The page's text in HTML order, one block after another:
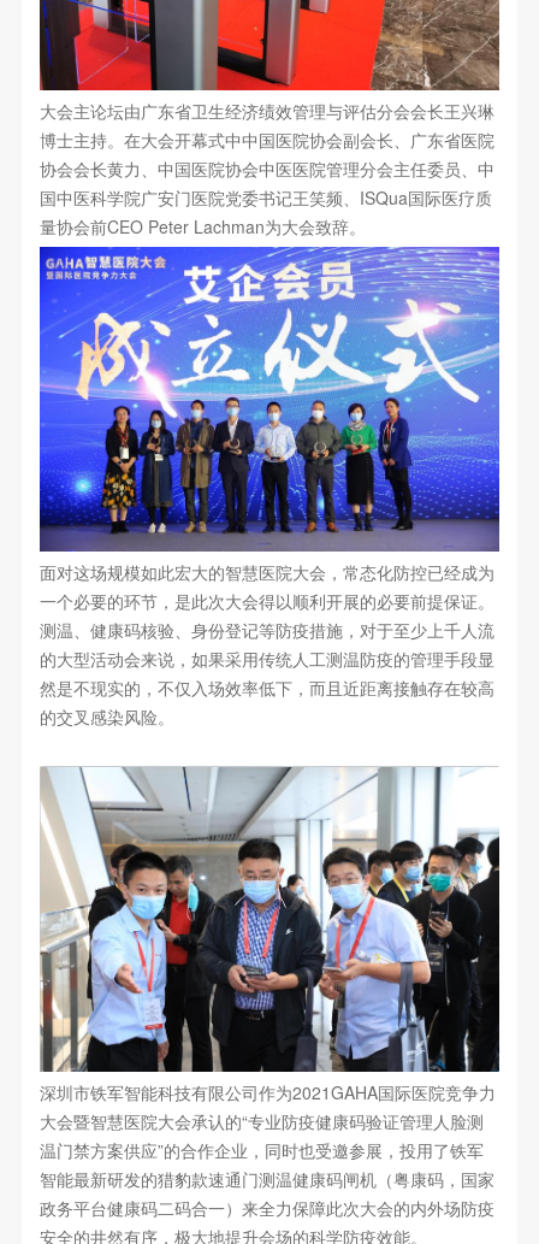
大会主论坛由广东省卫生经济绩效管理与评估分会会长王兴琳
博士主持。在大会开幕式中中国医院协会副会长、广东省医院
协会会长黄力、中国医院协会中医医院管理分会主任委员、中
国中医科学院广安门医院党委书记王笑频、ISQua国际医疗质
量协会前CEO Peter Lachman为大会致辞。
面对这场规模如此宏大的智慧医院大会，常态化防控已经成为
一个必要的环节，是此次大会得以顺利开展的必要前提保证。
测温、健康码核验、身份登记等防疫措施，对于至少上千人流
的大型活动会来说，如果采用传统人工测温防疫的管理手段显
然是不现实的，不仅入场效率低下，而且近距离接触存在较高
的交叉感染风险。
深圳市铁军智能科技有限公司作为2021GAHA国际医院竞争力
大会暨智慧医院大会承认的“专业防疫健康码验证管理人脸测
温门禁方案供应”的合作企业，同时也受邀参展，投用了铁军
智能最新研发的猎豹款速通门测温健康码闸机（粤康码，国家
政务平台健康码二码合一）来全力保障此次大会的内外场防疫
安全的井然有序，极大地提升会场的科学防疫效能。